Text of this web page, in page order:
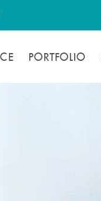
PORTFOLIO